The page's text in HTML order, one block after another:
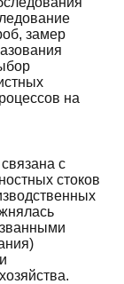
замер
на
с
стоков